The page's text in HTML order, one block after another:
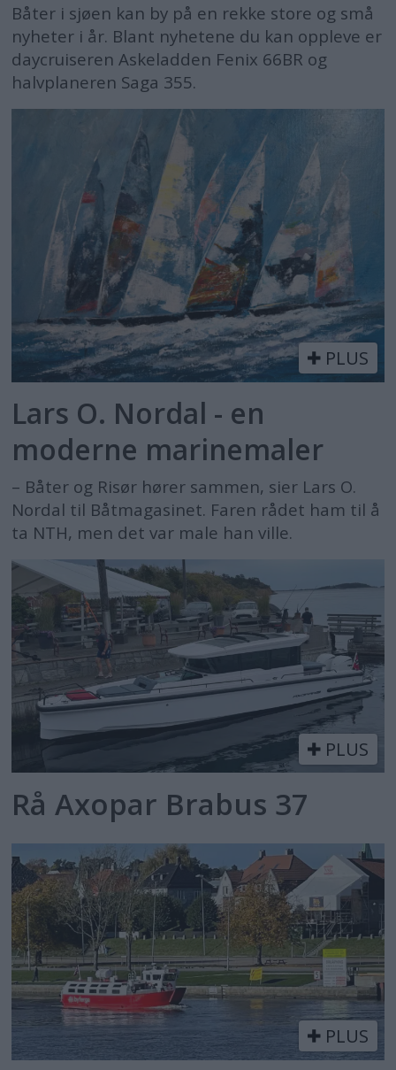
Båter i sjøen kan by på en rekke store og små
nyheter i år. Blant nyhetene du kan oppleve er
daycruiseren Askeladden Fenix 66BR og
halvplaneren Saga 355.
PLUS
Lars O. Nordal - en
moderne marinemaler
– Båter og Risør hører sammen, sier Lars O.
Nordal til Båtmagasinet. Faren rådet ham til å
ta NTH, men det var male han ville.
PLUS
Rå Axopar Brabus 37
PLUS